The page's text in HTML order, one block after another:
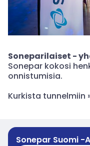
Soneparilaiset -
Sonepar kokosi
onnistumisia.
Kurkista tunnelmiin
Sonepar Suomi -